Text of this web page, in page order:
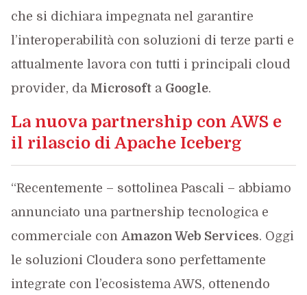
che si dichiara impegnata nel garantire
l’interoperabilità con soluzioni di terze parti e
attualmente lavora con tutti i principali cloud
provider, da Microsofta Google.
La nuova partnership con AWS e
il rilascio di Apache Iceberg
“Recentemente – sottolinea Pascali – abbiamo
annunciato una partnership tecnologica e
commerciale con Amazon Web Services. Oggi
le soluzioni Cloudera sono perfettamente
integrate con l’ecosistema AWS, ottenendo